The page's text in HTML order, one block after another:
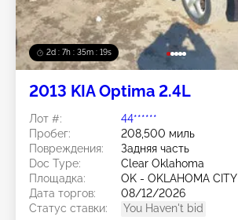
2d : 7h : 35m : 16s
2013 KIA Optima 2.4L
Лот #:
44******
Пробег:
208,500 миль
Повреждения:
Задняя часть
Doc Type:
Clear Oklahoma
Площадка:
OK - OKLAHOMA CITY
Дата торгов:
08/12/2026
Статус ставки:
You Haven't bid